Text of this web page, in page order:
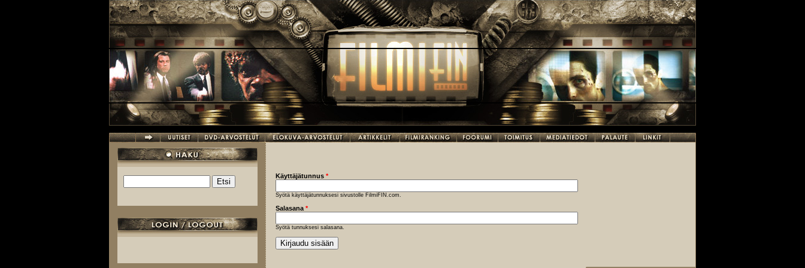
Hakulomake
Käyttäjätunnus *
Syötä käyttäjätunnuksesi sivustolle FilmiFIN.com.
Salasana *
Syötä tunnuksesi salasana.